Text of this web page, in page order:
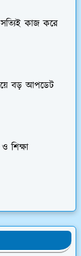
কাজ করে
বড় আপডেট
শিক্ষা